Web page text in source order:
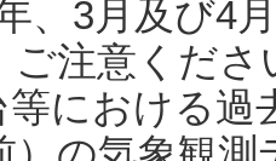
、3月及び4
ご注意くだ
における過